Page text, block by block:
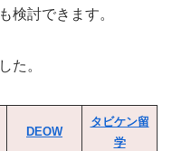
検討できます。
た。
DEOW
タビケン留
学